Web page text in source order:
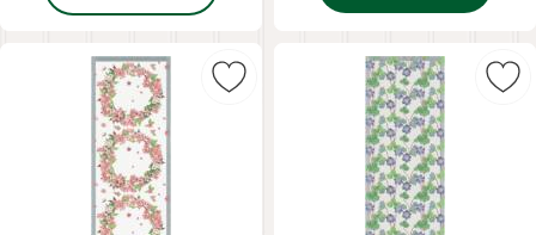
Disney Jul - Musse &
Markera löpare Vårkrans 35 x